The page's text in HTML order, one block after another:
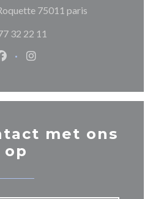
75011 paris((opent in een
32 22 11
Facebook ((opent in een nieuw
Instagram ((opent in een
met ons
op